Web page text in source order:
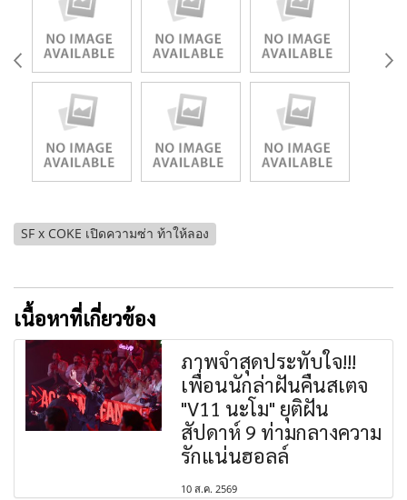
SF x COKE เปิดความซ่า ท้าให้ลอง
เนื้อหาที่เกี่ยวข้อง
ภาพจำสุดประทับใจ!!!
เพื่อนนักล่าฝันคืนสเตจ
"V11 นะโม" ยุติฝัน
สัปดาห์ 9 ท่ามกลางความ
รักแน่นฮอลล์
10 ส.ค. 2569